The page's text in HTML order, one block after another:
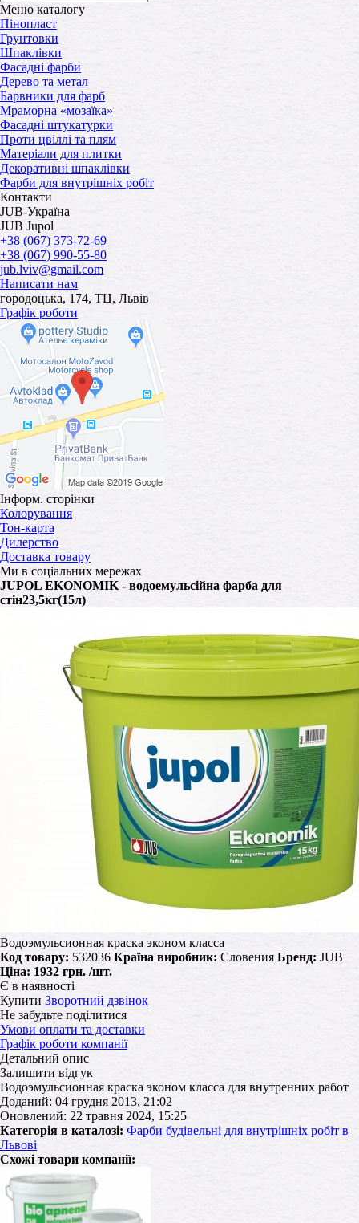
Меню каталогу
Пінопласт
Грунтовки
Шпаклівки
Фасадні фарби
Дерево та метал
Барвники для фарб
Мраморна «мозаїка»
Фасадні штукатурки
Проти цвіллі та плям
Матеріали для плитки
Декоративні шпаклівки
Фарби для внутрішніх робіт
Контакти
JUB-Україна
JUB Jupol
+38 (067) 373-72-69
+38 (067) 990-55-80
jub.lviv@gmail.com
Написати нам
городоцька, 174, ТЦ, Львів
Графік роботи
Інформ. сторінки
Колорування
Тон-карта
Дилерство
Доставка товару
Ми в соціальних мережах
JUPOL EKONOMIK - водоемульсійна фарба для
стін23,5кг(15л)
Водоэмульсионная краска эконом класса
Код товару: 532036 Країна виробник: Словения Бренд: JUB
Ціна: 1932 грн. /шт.
Є в наявності
Купити Зворотний дзвінок
Не забудьте поділитися
Умови оплати та доставки
Графік роботи компанії
Детальний опис
Залишити відгук
Водоэмульсионная краска эконом класса для внутренних работ
Доданий: 04 грудня 2013, 21:02
Оновлений: 22 травня 2024, 15:25
Категорія в каталозі: Фарби будівельні для внутрішніх робіт в
Львові
Схожі товари компанії: